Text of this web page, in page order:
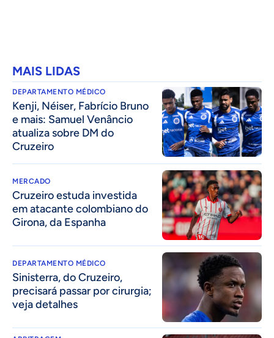
MAIS LIDAS
DEPARTAMENTO MÉDICO
Kenji, Néiser, Fabrício Bruno
e mais: Samuel Venâncio
atualiza sobre DM do
Cruzeiro
MERCADO
Cruzeiro estuda investida
em atacante colombiano do
Girona, da Espanha
DEPARTAMENTO MÉDICO
Sinisterra, do Cruzeiro,
precisará passar por cirurgia;
veja detalhes